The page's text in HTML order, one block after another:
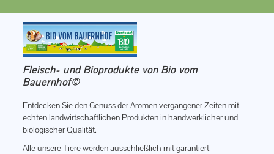
Fleisch- und Bioprodukte von Bio vom
Bauernhof©
Entdecken Sie den Genuss der Aromen vergangener Zeiten mit
echten landwirtschaftlichen Produkten in handwerklicher und
biologischer Qualität.
Alle unsere Tiere werden ausschließlich mit garantiert